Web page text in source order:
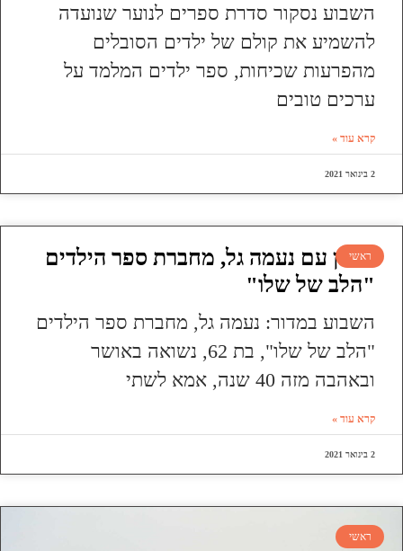
השבוע נסקור סדרת ספרים לנוער שנועדה
להשמיע את קולם של ילדים הסובלים
מהפרעות שכיחות, ספר ילדים המלמד על
ערכים טובים
קרא עוד »
2 בינואר 2021
ראשי
ראיון עם נעמה גל, מחברת ספר הילדים
"הלב של שלו"
השבוע במדור: נעמה גל, מחברת ספר הילדים
"הלב של שלו", בת 62, נשואה באושר
ובאהבה מזה 40 שנה, אמא לשתי
קרא עוד »
2 בינואר 2021
ראשי